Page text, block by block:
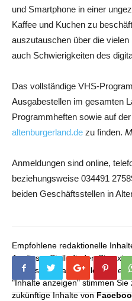
und Smartphone in einer
Kaffee und Kuchen zu
auszutauschen über die
auch Schwierigkeiten des
Das vollständige VHS-
Ausgabestellen im gesamten
Programmheften sowie auf
altenburgerland.de zu finden.
Anmeldungen sind online,
beziehungsweise 034491
beiden Geschäftsstellen in
Empfohlene redaktionelle
An dieser Stelle finden Sie
die unser redaktionelles
"Inhalte anzeigen" stimmen Sie
zukünftige Inhalte von